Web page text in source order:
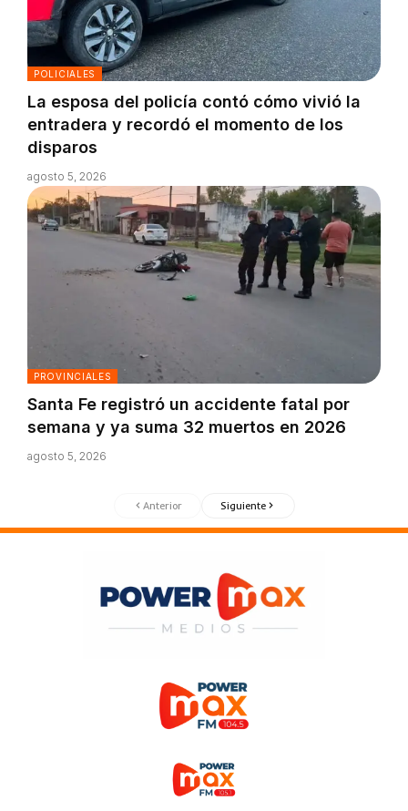
POLICIALES
La esposa del policía contó cómo vivió la
entradera y recordó el momento de los
disparos
agosto 5, 2026
PROVINCIALES
Santa Fe registró un accidente fatal por
semana y ya suma 32 muertos en 2026
agosto 5, 2026
Anterior Siguiente